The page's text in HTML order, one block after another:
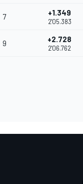
7 +1.349
2'05.383
9 +2.728
2'06.762